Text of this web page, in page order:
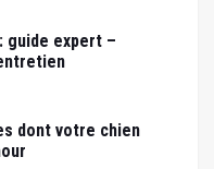
guide expert –
dont votre chien